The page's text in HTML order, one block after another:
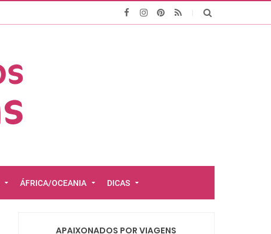
ÁFRICA/OCEANIA DICAS
APAIXONADOS POR VIAGENS